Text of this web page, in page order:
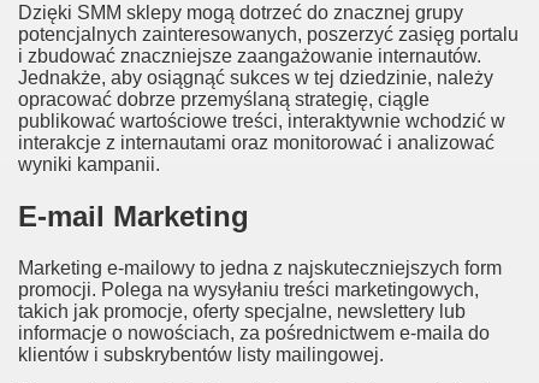
Dzięki SMM sklepy mogą dotrzeć do znacznej grupy
potencjalnych zainteresowanych, poszerzyć zasięg portalu
i zbudować znaczniejsze zaangażowanie internautów.
Jednakże, aby osiągnąć sukces w tej dziedzinie, należy
opracować dobrze przemyślaną strategię, ciągle
publikować wartościowe treści, interaktywnie wchodzić w
interakcje z internautami oraz monitorować i analizować
wyniki kampanii.
E-mail Marketing
Marketing e-mailowy to jedna z najskuteczniejszych form
promocji. Polega na wysyłaniu treści marketingowych,
takich jak promocje, oferty specjalne, newslettery lub
informacje o nowościach, za pośrednictwem e-maila do
klientów i subskrybentów listy mailingowej.